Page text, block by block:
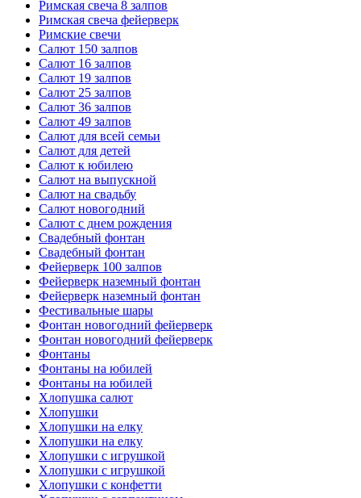
Римская свеча 8 залпов
Римская свеча фейерверк
Римские свечи
Салют 150 залпов
Салют 16 залпов
Салют 19 залпов
Салют 25 залпов
Салют 36 залпов
Салют 49 залпов
Салют для всей семьи
Салют для детей
Салют к юбилею
Салют на выпускной
Салют на свадьбу
Салют новогодний
Салют с днем рождения
Свадебный фонтан
Свадебный фонтан
Фейерверк 100 залпов
Фейерверк наземный фонтан
Фейерверк наземный фонтан
Фестивальные шары
Фонтан новогодний фейерверк
Фонтан новогодний фейерверк
Фонтаны
Фонтаны на юбилей
Фонтаны на юбилей
Хлопушка салют
Хлопушки
Хлопушки на елку
Хлопушки на елку
Хлопушки с игрушкой
Хлопушки с игрушкой
Хлопушки с конфетти